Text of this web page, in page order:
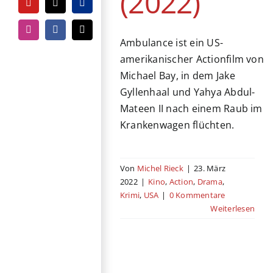
YouTubeTiktokPayPal
InstagramFacebook
E-
Mail
Ambulance ist ein US-
amerikanischer Actionfilm von
Michael Bay, in dem Jake
Gyllenhaal und Yahya Abdul-
Mateen II nach einem Raub im
Krankenwagen flüchten.
Von Michel Rieck | 23. März
2022 | Kino, Action, Drama,
Krimi, USA | 0 Kommentare
Weiterlesen